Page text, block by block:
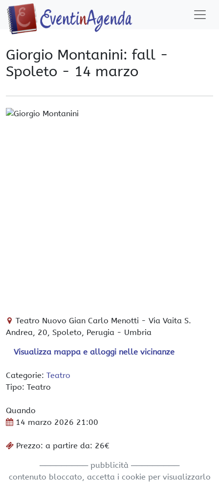
Giorgio Montanini: fall -
Spoleto - 14 marzo
Teatro Nuovo Gian Carlo Menotti -Via Vaita S.
Andrea, 20, Spoleto, Perugia - Umbria
Visualizza mappa e alloggi nelle vicinanze
Categorie: Teatro
Tipo: Teatro
Quando
14 marzo 2026 21:00
Prezzo: a partire da: 26€
───────── pubblicità ─────────
contenuto bloccato, accetta i cookie per visualizzarlo